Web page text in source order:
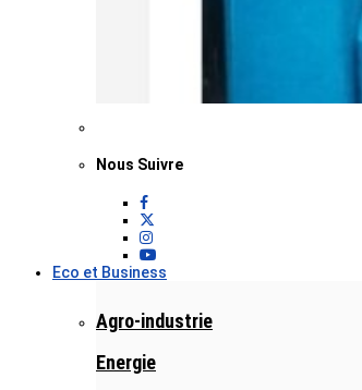
Nous Suivre
Eco et Business
Agro-industrie
Energie